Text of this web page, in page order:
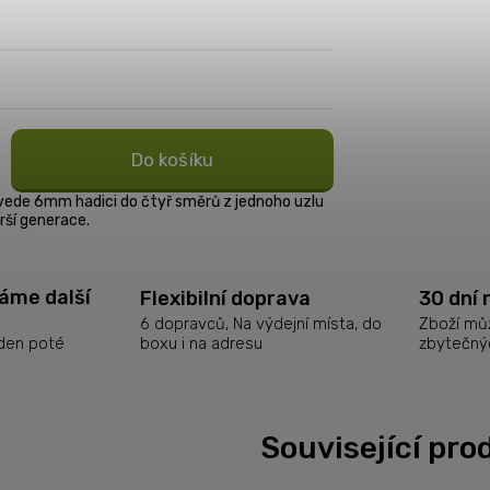
Do košíku
6mm hadici do čtyř směrů z jednoho uzlu
generace.
další
poté
Flexibilní doprava
6 dopravců, Na výdejní místa, do
boxu i na adresu
30 dní
Zboží
Související